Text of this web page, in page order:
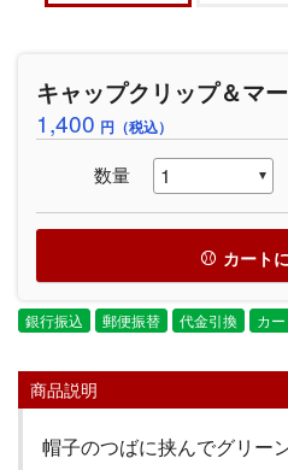
キャップクリップ＆マ
1,400 円（税込）
数量
カート
銀行振込 郵便振替 代金引換 カ
商品説明
帽子のつばに挟んでグリー